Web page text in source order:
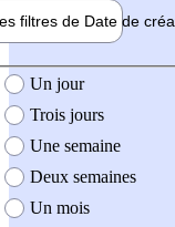
filtres de Date de
création de l'offre
Un jour
Trois jours
Une semaine
Deux semaines
Un mois